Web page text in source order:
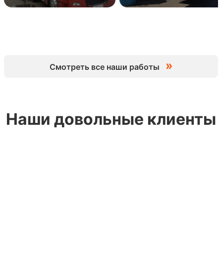
Смотреть все наши работы »
Наши довольные клиенты